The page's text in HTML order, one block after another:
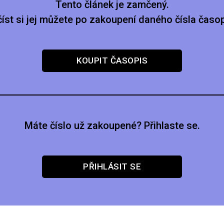
Tento článek je zamčený.
si jej můžete po zakoupení daného čísla
KOUPIT ČASOPIS
Máte číslo už zakoupené? Přihlaste se.
PŘIHLÁSIT SE